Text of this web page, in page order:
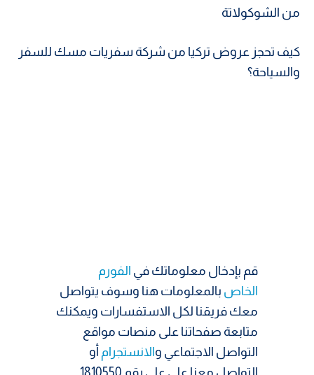
من الشوكولاتة
كيف تحجز عروض تركيا من شركة سفريات مسك للسفر
والسياحة؟
قم بإدخال معلوماتك في الفورم
الخاص بالمعلومات هنا وسوف يتواصل
معك فريقنا لكل الاستفسارات ويمكنك
متابعة صفحاتنا على منصات مواقع
التواصل الاجتماعي والانستجرام أو